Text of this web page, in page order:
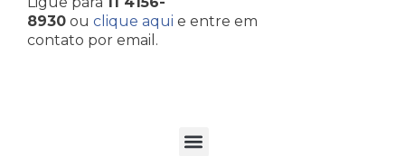
8930 ou clique aqui e entre em
contato por email.